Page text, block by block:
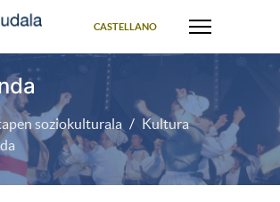
CASTELLANO
soziokulturala
Kultura